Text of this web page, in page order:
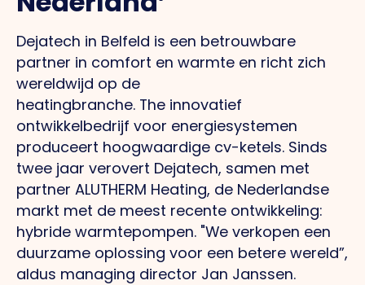
Dejatech in Belfeld is een betrouwbare
partner in comfort en warmte en richt zich
wereldwijd op de
heatingbranche. The innovatief
ontwikkelbedrijf voor energiesystemen
produceert hoogwaardige cv-ketels. Sinds
twee jaar verovert Dejatech, samen met
partner ALUTHERM Heating, de Nederlandse
markt met de meest recente ontwikkeling:
hybride warmtepompen. "We verkopen een
duurzame oplossing voor een betere wereld”,
aldus managing director Jan Janssen.